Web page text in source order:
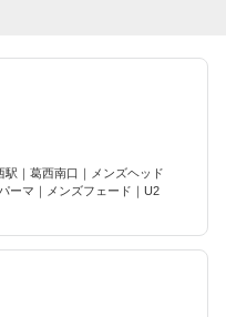
｜葛西南口｜メンズヘッド
ーマ｜メンズフェード｜U2